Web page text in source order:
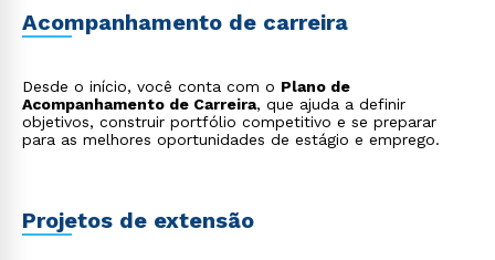
Consultoria e treinamento : prestar consultoria para
clínicas e spas sobre novos protocolos e tecnologias;
estar, tornando-se uma autoridade no assunto.
Acompanhamento de carreira
Desde o início, você conta com o Plano de
Acompanhamento de Carreira, que ajuda a definir
objetivos, construir portfólio competitivo e se preparar
para as melhores oportunidades de estágio e emprego.
Projetos de extensão